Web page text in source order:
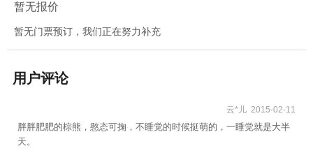
暂无报价
暂无门票预订，我们正在努力补充
用户评论
云*儿 2015-02-11
胖胖肥肥的棕熊，憨态可掬，不睡觉的时候挺萌的，一睡觉就是大半
天。